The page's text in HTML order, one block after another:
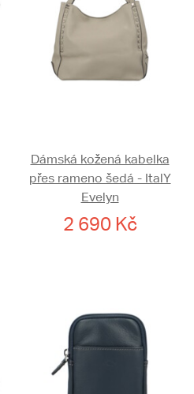
Dámská kožená kabelka
přes rameno šedá - ItalY
Evelyn
2 690 Kč